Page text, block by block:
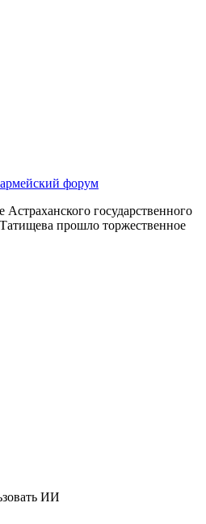
форум
государственного
прошло торжественное
ИИ